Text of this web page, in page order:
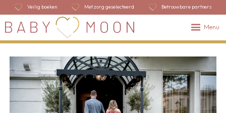
Veilig boeken Met zorg geselecteerd Betrouwbare partners
Menu